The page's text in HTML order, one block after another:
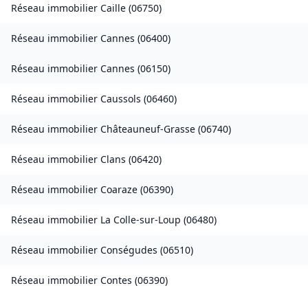
Réseau immobilier Caille (06750)
Réseau immobilier Cannes (06400)
Réseau immobilier Cannes (06150)
Réseau immobilier Caussols (06460)
Réseau immobilier Châteauneuf-Grasse (06740)
Réseau immobilier Clans (06420)
Réseau immobilier Coaraze (06390)
Réseau immobilier La Colle-sur-Loup (06480)
Réseau immobilier Conségudes (06510)
Réseau immobilier Contes (06390)